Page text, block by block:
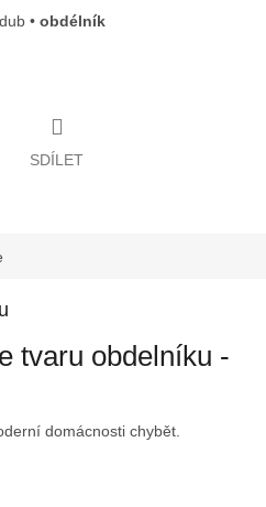
• obdélník
SDÍLET
tvaru obdelníku -
domácnosti chybět.